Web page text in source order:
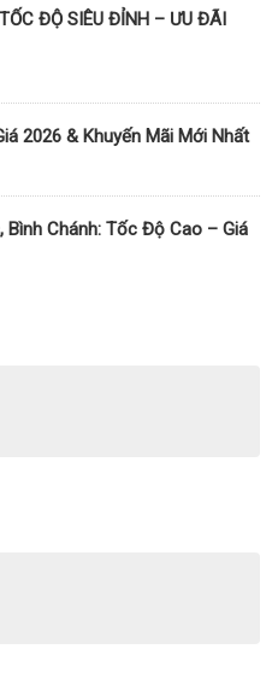
ĐỘ SIÊU ĐỈNH – ƯU ĐÃI
2026 & Khuyến Mãi Mới Nhất
Chánh: Tốc Độ Cao – Giá